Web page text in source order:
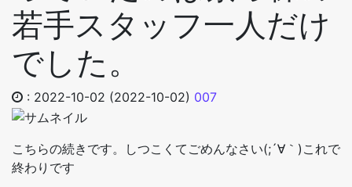
若手スタッフ一人だけ
でした。
: 2022-10-02 (2022-10-02) 007
こちらの続きです。しつこくてごめんなさい(;´∀｀)これで
終わりです